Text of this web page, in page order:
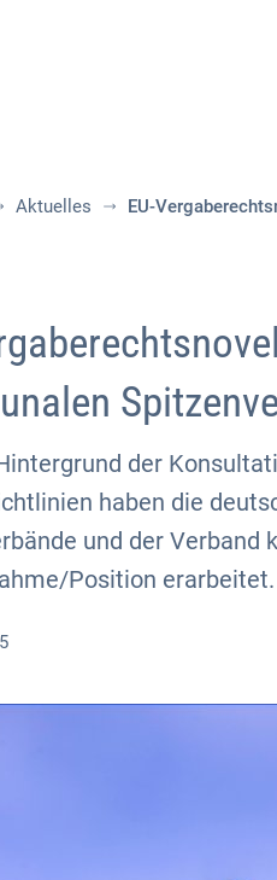
Aktuelles EU-
der
haben die
und der Verband
Position erarbeitet.